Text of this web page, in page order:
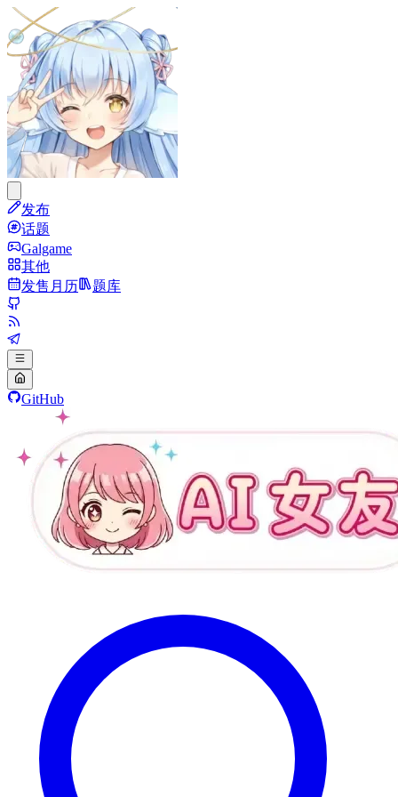
发布
话题
Galgame
其他
发售月历
题库
GitHub